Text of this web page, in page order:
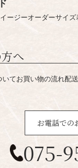
イージーオーダーサイズ
へ
いてお買い物の流れ配
お電話での
075-